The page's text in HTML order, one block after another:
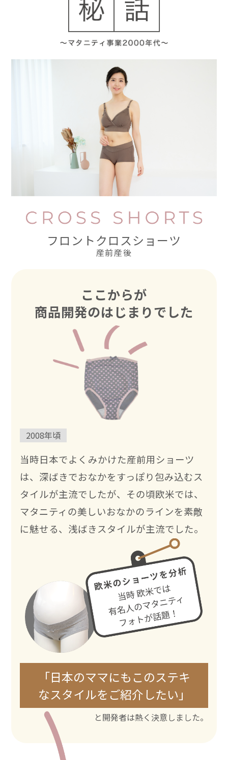
フロントクロスショーツ
産前産後
ここからが
商品開発のはじまりでした
2008年頃
当時日本でよくみかけた産前用ショーツ
は、深ばきでおなかをすっぽり包み込むス
タイルが主流でしたが、その頃欧米では、
マタニティの美しいおなかのラインを素敵
に魅せる、浅ばきスタイルが主流でした。
「日本のママにもこのステキ
なスタイルをご紹介したい」
と開発者は熱く決意しました。